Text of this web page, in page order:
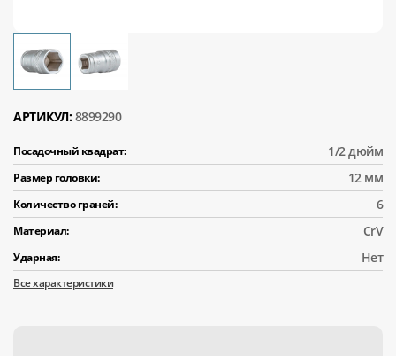
АРТИКУЛ: 8899290
Посадочный квадрат: 1/2 дюйм
Размер головки: 12 мм
Количество граней: 6
Материал: CrV
Ударная: Нет
Все характеристики